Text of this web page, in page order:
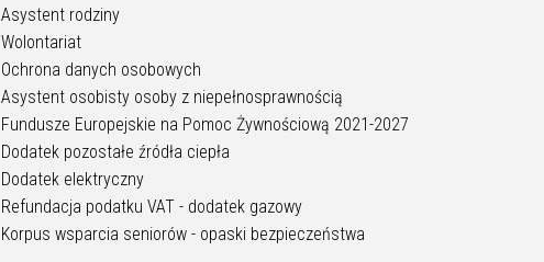
Asystent rodziny
Wolontariat
Ochrona danych osobowych
Asystent osobisty osoby z niepełnosprawnością
Fundusze Europejskie na Pomoc Żywnościową 2021-2027
Dodatek pozostałe źródła ciepła
Dodatek elektryczny
Refundacja podatku VAT - dodatek gazowy
Korpus wsparcia seniorów - opaski bezpieczeństwa